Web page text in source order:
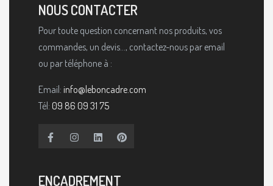
NOUS CONTACTER
Pour toute question concernant nos produits, vos
commandes, un devis..., contactez-nous par email
ou par téléphone à :
Email: info@leboncadre.com
Tél: 09 86 09 31 75
ENCADREMENT